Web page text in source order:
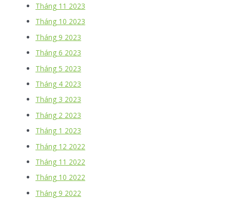
Tháng 11 2023
Tháng 10 2023
Tháng 9 2023
Tháng 6 2023
Tháng 5 2023
Tháng 4 2023
Tháng 3 2023
Tháng 2 2023
Tháng 1 2023
Tháng 12 2022
Tháng 11 2022
Tháng 10 2022
Tháng 9 2022